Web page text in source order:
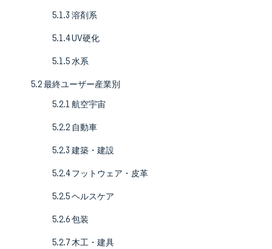
5.1.3 溶剤系
5.1.4 UV硬化
5.1.5 水系
5.2 最終ユーザー産業別
5.2.1 航空宇宙
5.2.2 自動車
5.2.3 建築・建設
5.2.4 フットウェア・皮革
5.2.5 ヘルスケア
5.2.6 包装
5.2.7 木工・建具